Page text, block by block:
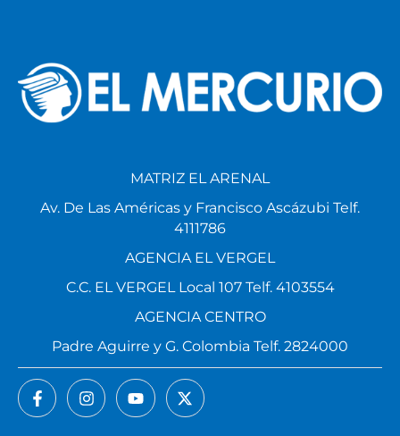
MATRIZ EL ARENAL
Av. De Las Américas y Francisco Ascázubi Telf.
4111786
AGENCIA EL VERGEL
C.C. EL VERGEL Local 107 Telf. 4103554
AGENCIA CENTRO
Padre Aguirre y G. Colombia Telf. 2824000